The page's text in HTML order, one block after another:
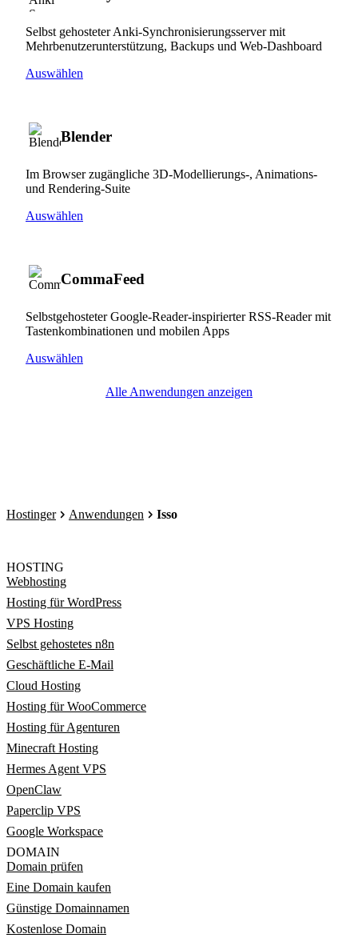
Selbst gehosteter Anki-Synchronisierungsserver mit
Mehrbenutzerunterstützung, Backups und Web-Dashboard
Auswählen
Blender
Im Browser zugängliche 3D-Modellierungs-, Animations-
und Rendering-Suite
Auswählen
CommaFeed
Selbstgehosteter Google-Reader-inspirierter RSS-Reader mit
Tastenkombinationen und mobilen Apps
Auswählen
Alle Anwendungen anzeigen
Hostinger Anwendungen Isso
HOSTING
Webhosting
Hosting für WordPress
VPS Hosting
Selbst gehostetes n8n
Geschäftliche E-Mail
Cloud Hosting
Hosting für WooCommerce
Hosting für Agenturen
Minecraft Hosting
Hermes Agent VPS
OpenClaw
Paperclip VPS
Google Workspace
DOMAIN
Domain prüfen
Eine Domain kaufen
Günstige Domainnamen
Kostenlose Domain